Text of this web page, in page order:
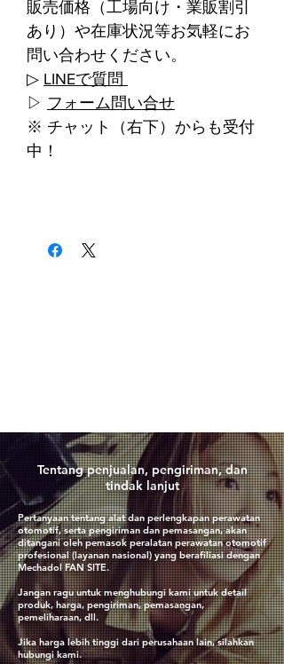
販売価格（工場向け・業販割引
あり）や在庫状況等お気軽にお
問い合わせください。
▷ LINEで質問
▷ フォーム問い合せ
※ チャット（右下）からも受付
中！
​Tentang penjualan, pengiriman, dan
tindak lanjut
Pertanyaan tentang alat dan perlengkapan perawatan
otomotif, serta pengiriman dan pemasangan, akan
ditangani oleh pemasok peralatan perawatan otomotif
profesional (layanan nasional) yang berafiliasi dengan
Mechadol FAN SITE.
Jangan ragu untuk menghubungi kami untuk detail
produk, harga, pengiriman, pemasangan,
pemeliharaan, dll.
Jika harga lebih tinggi dari perusahaan lain, silahkan
hubungi kami.